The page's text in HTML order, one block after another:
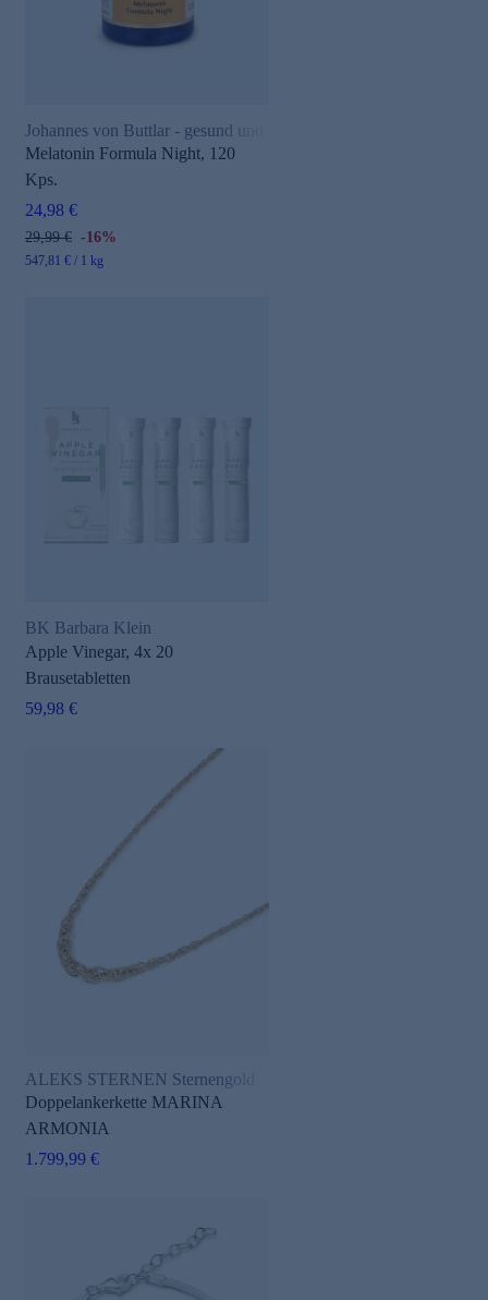
Johannes von Buttlar - gesund und aktiv
Melatonin Formula Night, 120
Kps.
24,98 €
29,99 € -16%
547,81 € / 1 kg
BK Barbara Klein
Apple Vinegar, 4x 20
Brausetabletten
59,98 €
ALEKS STERNEN Sternengold
Doppelankerkette MARINA
ARMONIA
1.799,99 €